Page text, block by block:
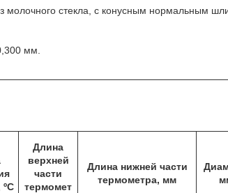
молочного стекла, с конусным нормальным
мм.
Длина
верхней
части
термомет
Длина нижней части
термометра, мм